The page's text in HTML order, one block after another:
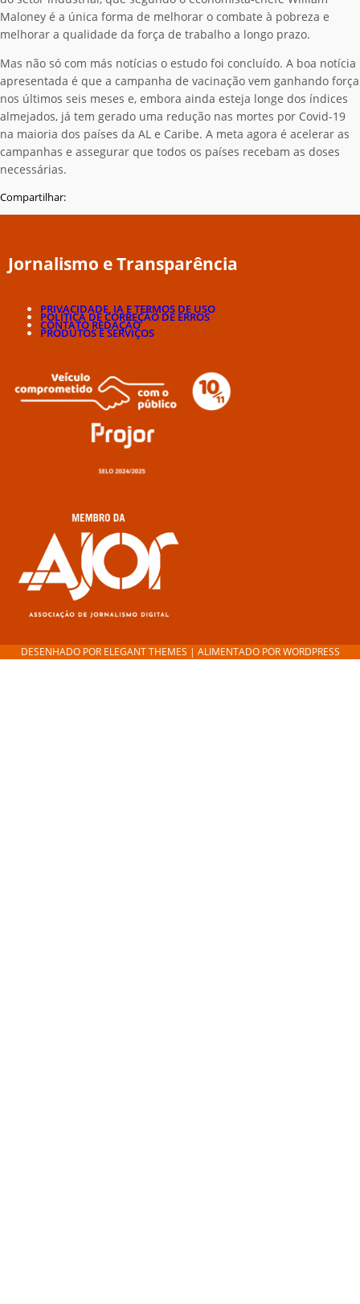
Maloney é a única forma de melhorar o combate à pobreza e
melhorar a qualidade da força de trabalho a longo prazo.
Mas não só com más notícias o estudo foi concluído. A boa notícia
apresentada é que a campanha de vacinação vem ganhando força
nos últimos seis meses e, embora ainda esteja longe dos índices
almejados, já tem gerado uma redução nas mortes por Covid-19
na maioria dos países da AL e Caribe. A meta agora é acelerar as
campanhas e assegurar que todos os países recebam as doses
necessárias.
Compartilhar:
Jornalismo e Transparência
PRIVACIDADE, IA E TERMOS DE USO
POLÍTICA DE CORREÇÃO DE ERROS
CONTATO REDAÇÃO
PRODUTOS E SERVIÇOS
DESENHADO POR ELEGANT THEMES | ALIMENTADO PORWORDPRESS